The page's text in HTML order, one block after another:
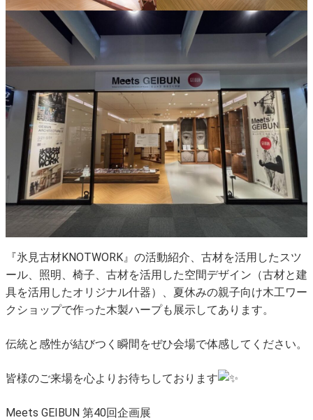
『氷見古材KNOTWORK』の活動紹介、古材を活用したスツ
ール、照明、椅子、古材を活用した空間デザイン（古材と建
具を活用したオリジナル什器）、夏休みの親子向け木工ワー
クショップで作った木製ハープも展示してあります。
伝統と感性が結びつく瞬間をぜひ会場で体感してください。
皆様のご来場を心よりお待ちしております
Meets GEIBUN 第40回企画展